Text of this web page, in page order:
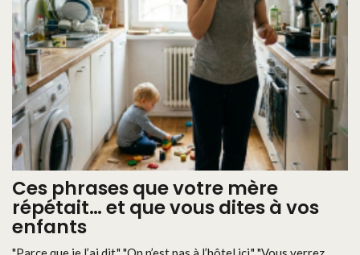
Ces phrases que votre mère
répétait… et que vous dites à vos
enfants